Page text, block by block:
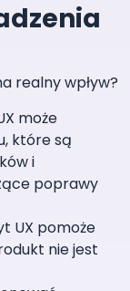
realny wpływ?
może
które są
i
poprawy
UX pomoże
nie jest